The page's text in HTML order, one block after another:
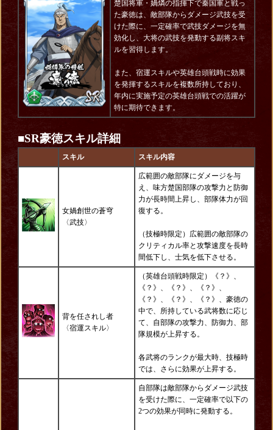
楚国将軍・媧燐の指揮下で秦国軍と戦っ
た豪徳は、敵部隊からダメージ武技を受
けた際に、一定確率で武技ダメージを無
効化し、大将の武技を発動する副将スキ
ルを習得します。
また、宿運スキルや英雄台頭戦時に効果
を発揮するスキルを複数所持しており、
年内に実施予定の英雄台頭戦での活躍が
特に期待できます。
■SR豪徳スキル詳細
スキル スキル内容
女媧創世の蒼穹
〈武技〉
広範囲の敵部隊にダメージを与
え、味方楚国部隊の攻撃力と防御
力が長時間上昇し、部隊体力が回
復する。
（技極時限定）広範囲の敵部隊の
クリティカル率と攻撃速度を長時
間低下し、士気を低下させる。
背を任されし者
〈宿運スキル〉
（英雄台頭戦時限定）《？》、
《？》、《？》、《？》、
《？》、《？》、《？》、豪徳の
中で、所持している武将数に応じ
て、自部隊の攻撃力、防御力、部
隊規模が上昇する。
各武将のランクが最大時、技極時
では、さらに効果が上昇する。
自部隊は敵部隊からダメージ武技
を受けた際に、一定確率で以下の
2つの効果が同時に発動する。